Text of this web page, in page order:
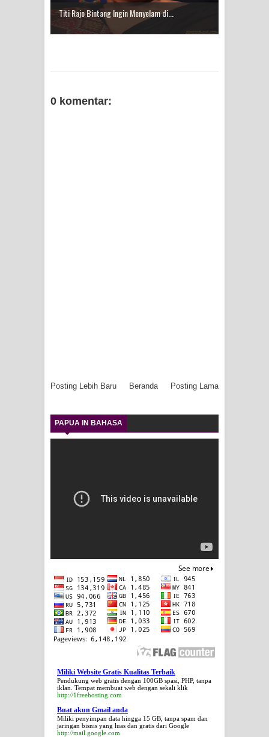
Titi Rajo Bintang Ingin Menyelam di...
0 komentar:
Posting Lebih Baru Posting Lama
Beranda
PAPUA IN BAHASA
Miliki Website Gratis Kualitas Terbaik
Pendukung web gratis dengan 100GB spasi, PHP, tanpa
iklan. Tempat membuat web dengan sekali klik
http://1freehosting.com
Buat akun Gmail anda
Miliki penyimpan data hingga 15 GB, tanpa spam dan
jaringan bisnis yang luas dan gratis dari Google
http://mail.google.com